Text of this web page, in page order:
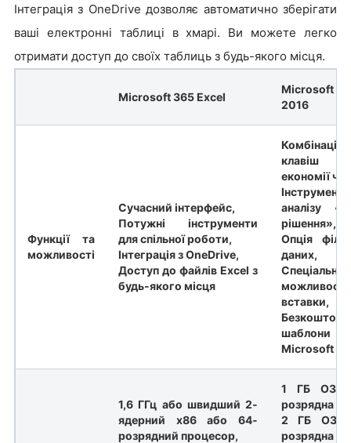
Інтеграція з OneDrive дозволяє автоматично зберігати
ваші електронні таблиці в хмарі. Ви можете легко
отримати доступ до своїх таблиць з будь-якого місця.
Microsoft 365 Excel
Microsoft
2016
Функції та
можливості
Сучасний інтерфейс,
Потужні інструменти
для спільної роботи,
Інтеграція з OneDrive,
Доступ до файлів Excel з
будь-якого місця
Комбінації
клавіш
економії
Інструмент
аналізу
рішення»,
Опція
даних,
Спеціальні
можливості
вставки,
Безкоштовні
шаблони
Microsoft
1,6 ГГц або швидший 2-
ядерний x86 або 64-
розрядний процесор,
1 ГБ ОЗП
розрядна
2 ГБ ОЗП
розрядна